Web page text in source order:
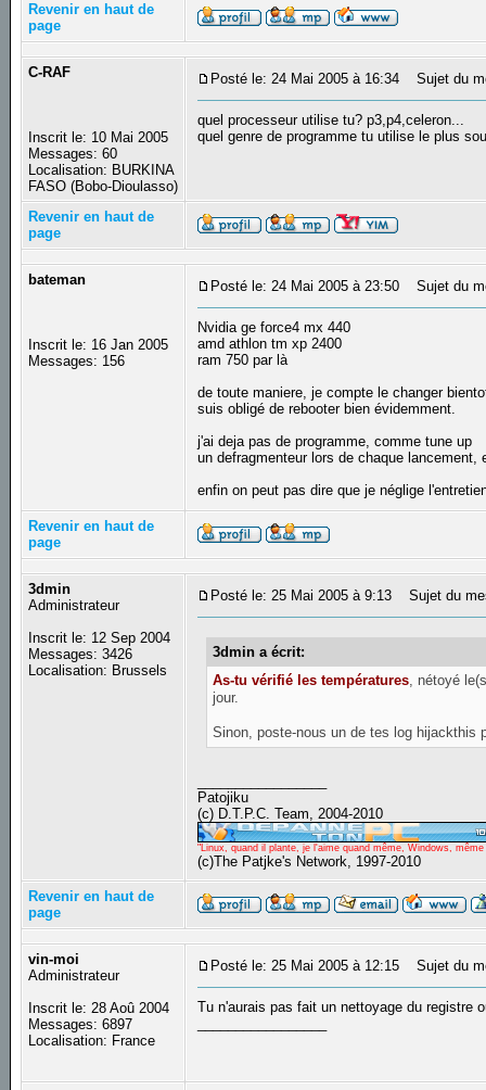
Revenir en haut de
page
C-RAF
Inscrit le: 10 Mai 2005
Messages: 60
Localisation: BURKINA
FASO (Bobo-Dioulasso)
Posté le: 24 Mai 2005 à 16:34 Sujet du
quel processeur utilise tu? p3,p4,celeron...
quel genre de programme tu utilise le plus
Revenir en haut de
page
bateman
Inscrit le: 16 Jan 2005
Messages: 156
Posté le: 24 Mai 2005 à 23:50 Sujet du
Nvidia ge force4 mx 440
amd athlon tm xp 2400
ram 750 par là
de toute maniere, je compte le changer
suis obligé de rebooter bien évidemment.
j'ai deja pas de programme, comme tune up
un defragmenteur lors de chaque
enfin on peut pas dire que je néglige
Revenir en haut de
page
3dmin
Administrateur
Inscrit le: 12 Sep 2004
Messages: 3426
Localisation: Brussels
Posté le: 25 Mai 2005 à 9:13 Sujet du
3dmin a écrit:
As-tu vérifié les températures , nétoyé
jour.
Sinon, poste-nous un de tes log hijackthis
Patojiku
(c) D.T.P.C. Team, 2004-2010
"Linux, quand il plante, je l'aime quand même, Windows,
(c)The Patjke's Network, 1997-2010
Revenir en haut de
page
vin-moi
Administrateur
Inscrit le: 28 Aoû 2004
Messages: 6897
Localisation: France
Posté le: 25 Mai 2005 à 12:15 Sujet du
Tu n'aurais pas fait un nettoyage du registre